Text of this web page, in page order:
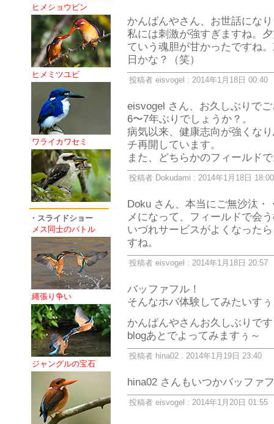
ヒメショウビン
ヒメミツユビ
ワライカワセミ
・スライドショー
メス同士のバトル
縄張り争い
ジャングルの宝石
かんばんやさん、お世話にな
私には刺激が強すぎますね。
ていう魂胆が甘かったですね
日かな？（笑）
投稿者 eisvogel : 2014年1月18日 00:40
eisvogel さん、お久しぶりで
6〜7年ぶりでしょうか？。
病気以来、健康志向が強くな
チ再開しています。
また、どちらかのフィールド
投稿者 Dokudami : 2014年1月18日 18:00
Doku さん、本当にご無沙汰
メになって、フィールドで会
いづれサービスがよくなった
すね。
投稿者 eisvogel : 2014年1月18日 20:57
バッファフル！
そんなホバ体験してみたいす
かんばんやさんお久しぶりで
blogあとでよってみますぅ～
投稿者 hina02 : 2014年1月19日 23:40
hina02 さんもいつかバッファ
投稿者 eisvogel : 2014年1月20日 01:55